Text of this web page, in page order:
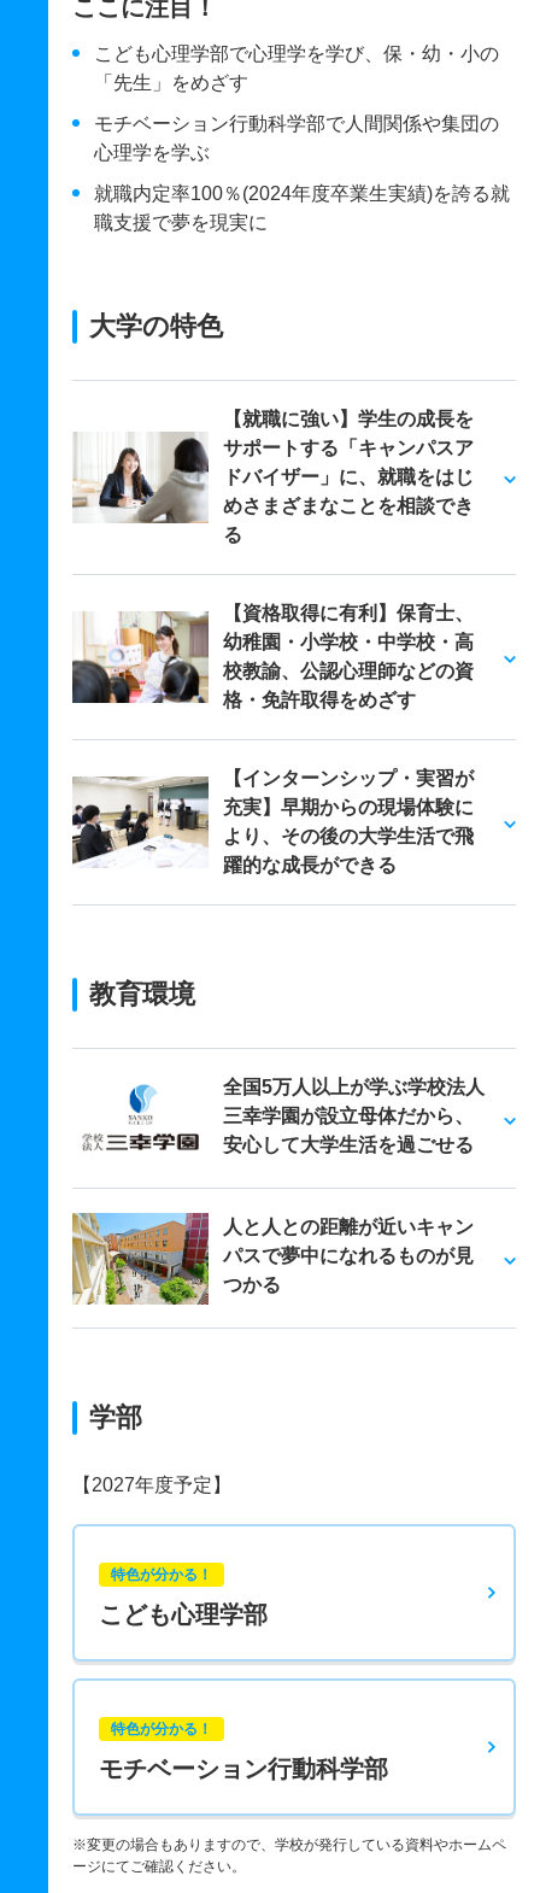
ここに注目！
こども心理学部で心理学を学び、保・幼・小の
「先生」をめざす
モチベーション行動科学部で人間関係や集団の
心理学を学ぶ
就職内定率100％(2024年度卒業生実績)を誇る就
職支援で夢を現実に
大学の特色
【就職に強い】学生の成長を
サポートする「キャンパスア
ドバイザー」に、就職をはじ
めさまざまなことを相談でき
る
【資格取得に有利】保育士、
幼稚園・小学校・中学校・高
校教諭、公認心理師などの資
格・免許取得をめざす
【インターンシップ・実習が
充実】早期からの現場体験に
より、その後の大学生活で飛
躍的な成長ができる
教育環境
全国5万人以上が学ぶ学校法人
三幸学園が設立母体だから、
安心して大学生活を過ごせる
人と人との距離が近いキャン
パスで夢中になれるものが見
つかる
学部
【2027年度予定】
特色が分かる！
こども心理学部
特色が分かる！
モチベーション行動科学部
※変更の場合もありますので、学校が発行している資料やホームペ
ージにてご確認ください。